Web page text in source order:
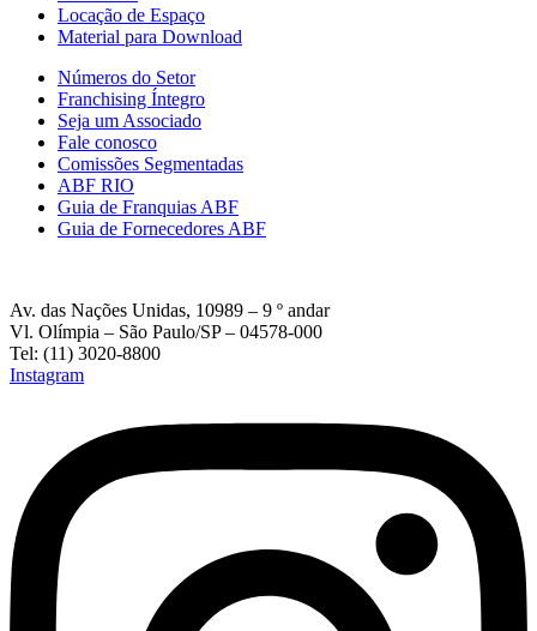
Locação de Espaço
Material para Download
Números do Setor
Franchising Íntegro
Seja um Associado
Fale conosco
Comissões Segmentadas
ABF RIO
Guia de Franquias ABF
Guia de Fornecedores ABF
Av. das Nações Unidas, 10989 – 9 º andar
Vl. Olímpia – São Paulo/SP – 04578-000
Tel: (11) 3020-8800
Instagram